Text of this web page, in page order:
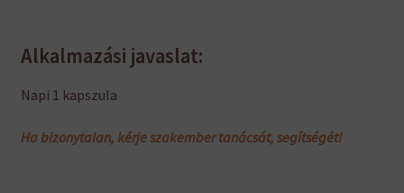
Alkalmazási javaslat:
Napi 1 kapszula
Ha bizonytalan, kérje szakember tanácsát, segítségét!